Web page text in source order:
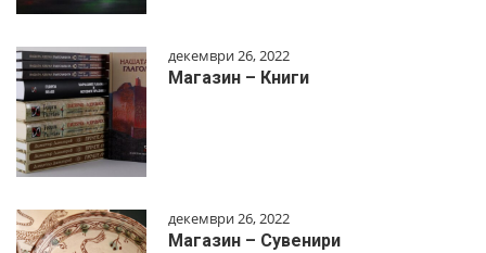
декември 26, 2022
Магазин – Книги
декември 26, 2022
Магазин – Сувенири